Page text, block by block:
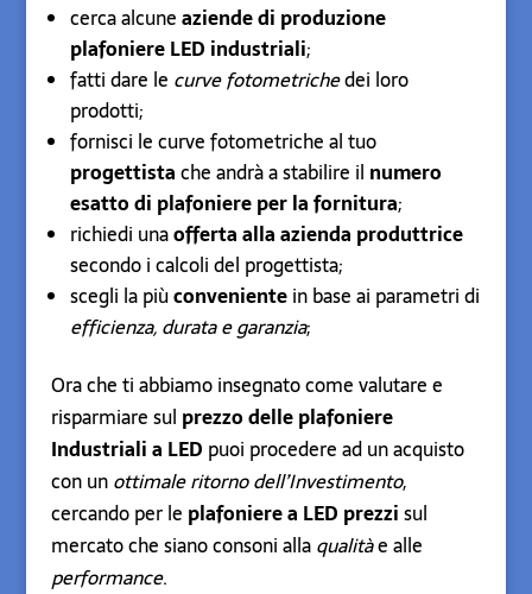
cerca alcuneaziende di produzione
plafoniere LED industriali;
fatti dare le curve fotometrichedei loro
prodotti;
fornisci le curve fotometriche al tuo
progettistache andrà a stabilire il numero
esatto di plafoniere per la fornitura;
richiedi unaofferta alla azienda produttrice
secondo i calcoli del progettista;
scegli la piùconvenientein base ai parametri di
efficienza, durata e garanzia;
Ora che ti abbiamo insegnato come valutare e
risparmiare sul prezzo delle plafoniere
Industriali a LED puoi procedere ad un acquisto
con unottimale ritorno dell’Investimento,
cercando per le plafoniere a LED prezzisul
mercato che siano consoni allaqualitàe alle
performance.